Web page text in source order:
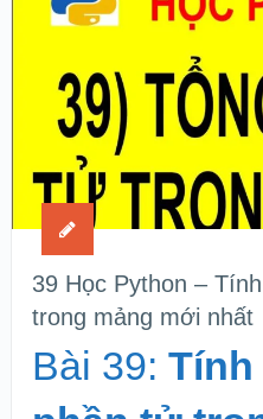
39 Học Python –
trong mảng mới nhất
Bài 39: Tính